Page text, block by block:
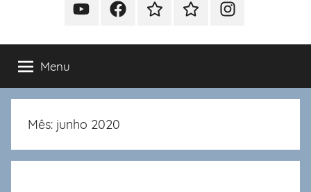
YoutubeFacebookWhatsappTelegramInstagram
Menu
Mês: junho 2020